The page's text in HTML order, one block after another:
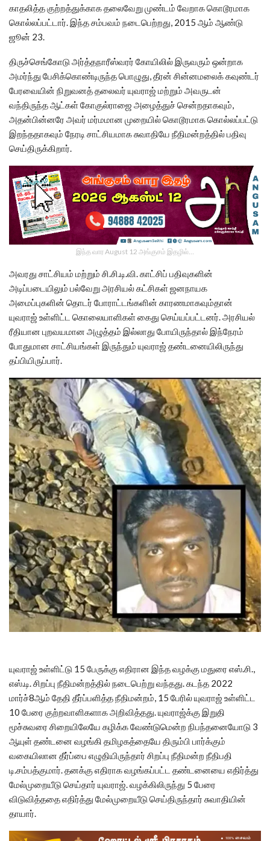
காதலித்த குற்றத்துக்காக தலைவேறு முண்டம் வேறாக கொடூரமாக
கொல்லப்பட்டார். இந்த சம்பவம் நடைபெற்றது, 2015 ஆம் ஆண்டு
ஜூன் 23.
திருச்செங்கோடு அர்த்தநாரீஸ்வரர் கோயிலில் இருவரும் ஒன்றாக
அமர்ந்து பேசிக்கொண்டிருந்த பொழுது, தீரன் சின்னமலைக் கவுண்டர்
பேரவையின் நிறுவனத் தலைவர் யுவராஜ் மற்றும் அவருடன்
வந்திருந்த ஆட்கள் கோகுல்ராஜை அழைத்துச் சென்றதாகவும்,
அதன்பின்னரே அவர் மர்மமான முறையில் கொடூரமாக கொல்லப்பட்டு
இறந்ததாகவும் நேரடி சாட்சியமாக சுவாதியே நீதிமன்றத்தில் பதிவு
செய்திருக்கிறார்.
இந்த வார August 12 அங்குசம் இதழில்…
அவரது சாட்சியம் மற்றும் சி.சி.டி.வி. காட்சிப் பதிவுகளின்
அடிப்படையிலும் பல்வேறு அரசியல் கட்சிகள் ஜனநாயக
அமைப்புகளின் தொடர் போராட்டங்களின் காரணமாகவும்தான்
யுவராஜ் உள்ளிட்ட கொலையாளிகள் கைது செய்யப்பட்டனர். அரசியல்
ரீதியான புறவயமான அழுத்தம் இல்லாது போயிருந்தால் இந்நேரம்
போதுமான சாட்சியங்கள் இருந்தும் யுவராஜ் தண்டனையிலிருந்து
தப்பியிருப்பார்.
யுவராஜ் உள்ளிட்டு 15 பேருக்கு எதிரான இந்த வழக்கு மதுரை எஸ்.சி.,
எஸ்.டி. சிறப்பு நீதிமன்றத்தில் நடைபெற்று வந்தது. கடந்த 2022
மார்ச்8ஆம் தேதி தீர்ப்பளித்த நீதிமன்றம், 15 பேரில் யுவராஜ் உள்ளிட்ட
10 பேரை குற்றவாளிகளாக அறிவித்தது. யுவராஜ்க்கு இறுதி
மூச்சுவரை சிறையிலேயே கழிக்க வேண்டுமென்ற நிபந்தனையோடு 3
ஆயுள் தண்டனை வழங்கி தமிழகத்தையே திரும்பி பார்க்கும்
வகையிலான தீர்ப்பை எழுதியிருந்தார் சிறப்பு நீதிமன்ற நீதிபதி
டி.சம்பத்குமார். தனக்கு எதிராக வழங்கப்பட்ட தண்டனையை எதிர்த்து
மேல்முறையீடு செய்தார் யுவராஜ். வழக்கிலிருந்து 5 பேரை
விடுவித்ததை எதிர்த்து மேல்முறையீடு செய்திருந்தார் சுவாதியின்
தாயார்.